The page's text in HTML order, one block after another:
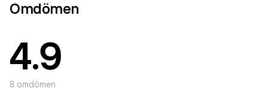
Omdömen
4.9
8 omdömen